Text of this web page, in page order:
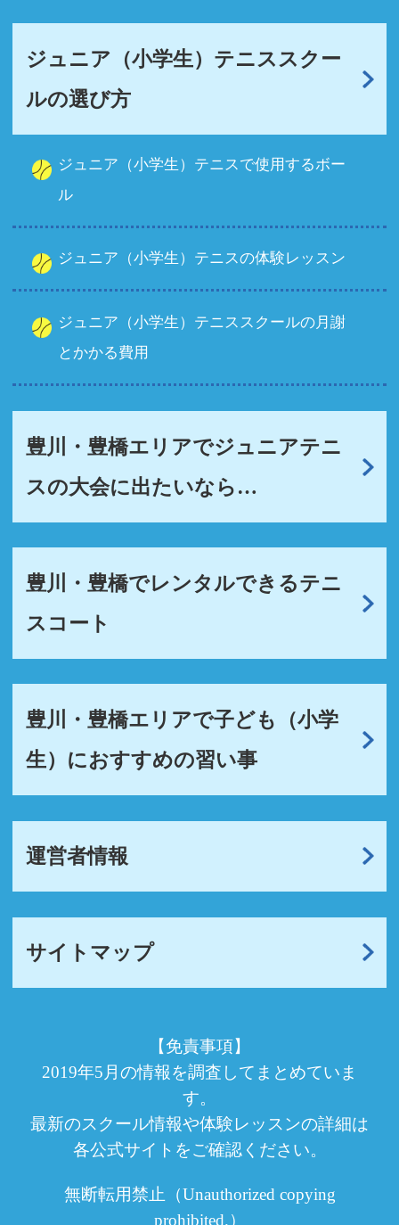
ジュニア（小学生）テニススクー
ルの選び方
ジュニア（小学生）テニスで使用するボー
ル
ジュニア（小学生）テニスの体験レッスン
ジュニア（小学生）テニススクールの月謝
とかかる費用
豊川・豊橋エリアでジュニアテニ
スの大会に出たいなら…
豊川・豊橋でレンタルできるテニ
スコート
豊川・豊橋エリアで子ども（小学
生）におすすめの習い事
運営者情報
サイトマップ
【免責事項】
2019年5月の情報を調査してまとめていま
す。
最新のスクール情報や体験レッスンの詳細は
各公式サイトをご確認ください。
無断転用禁止（Unauthorized copying
prohibited.）